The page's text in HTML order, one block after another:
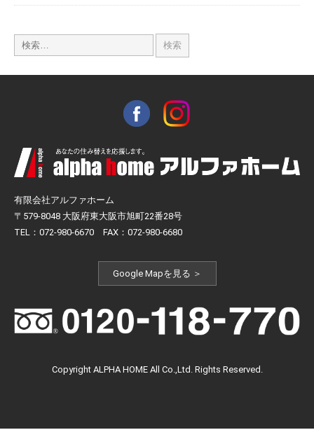
有限会社アルファホーム
〒579-8048 大阪府東大阪市旭町22番28号
TEL：072-980-6670 FAX：072-980-6680
Google Mapを見る ＞
Copyright ALPHA HOME All Co.,Ltd. Rights Reserved.